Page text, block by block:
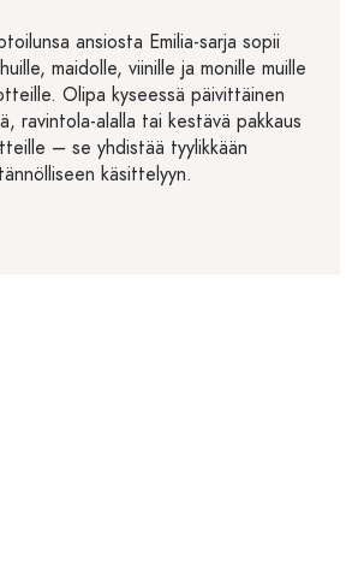
ansiosta Emilia-sarja sopii
maidolle, viinille ja monille muille
Olipa kyseessä päivittäinen
ravintola-alalla tai kestävä pakkaus
– se yhdistää tyylikkään
käsittelyyn.